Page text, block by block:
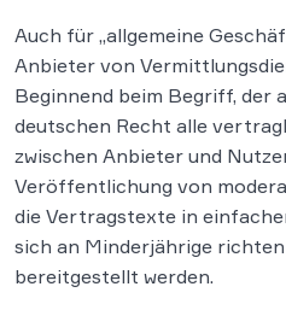
Auch für „allgemeine
Anbieter von
Beginnend beim Begriff, der
deutschen Recht alle
zwischen Anbieter und
Veröffentlichung von
die Vertragstexte in
sich an Minderjährige
bereitgestellt werden.